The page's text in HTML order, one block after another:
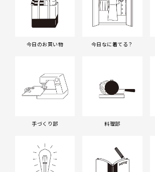
今日のお買い物 今日なに着てる？
手づくり部 料理部